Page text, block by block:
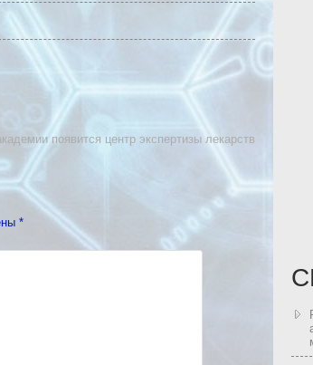
появится центр экспертизы лекарств
*